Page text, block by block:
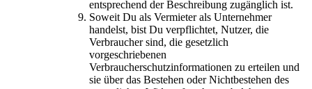
entsprechend der Beschreibung zugänglich ist.
Soweit Du als Vermieter als Unternehmer
handelst, bist Du verpflichtet, Nutzer, die
Verbraucher sind, die gesetzlich
vorgeschriebenen
Verbraucherschutzinformationen zu erteilen und
sie über das Bestehen oder Nichtbestehen des